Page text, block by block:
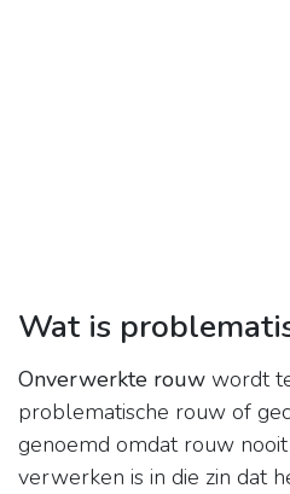
Wat is
Onverwerkte rouw wordt
problematische rouw of
genoemd omdat rouw
verwerken is in die zin dat